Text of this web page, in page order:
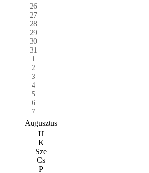
26
27
28
29
30
31
1
2
3
4
5
6
7
Augusztus
H
K
Sze
Cs
P